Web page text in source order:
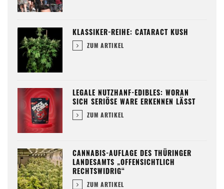
KLASSIKER-REIHE: CATARACT KUSH
ZUM ARTIKEL
LEGALE NUTZHANF-EDIBLES: WORAN
SICH SERIÖSE WARE ERKENNEN LÄSST
ZUM ARTIKEL
CANNABIS-AUFLAGE DES THÜRINGER
LANDESAMTS „OFFENSICHTLICH
RECHTSWIDRIG“
ZUM ARTIKEL